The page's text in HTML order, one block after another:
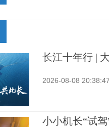
长江十年行 |
2026-08-08
小小机长“试